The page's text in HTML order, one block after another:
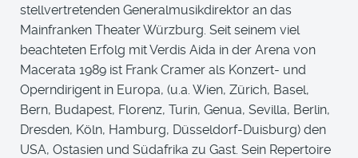
stellvertretenden Generalmusikdirektor an das
Mainfranken Theater Würzburg. Seit seinem viel
beachteten Erfolg mit Verdis Aida in der Arena von
Macerata 1989 ist Frank Cramer als Konzert- und
Operndirigent in Europa, (u.a. Wien, Zürich, Basel,
Bern, Budapest, Florenz, Turin, Genua, Sevilla, Berlin,
Dresden, Köln, Hamburg, Düsseldorf-Duisburg) den
USA, Ostasien und Südafrika zu Gast. Sein Repertoire